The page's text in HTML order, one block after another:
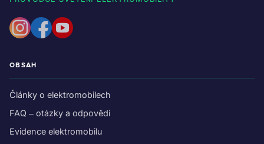
OBSAH
Články o elektromobilech
FAQ – otázky a odpovědi
Evidence elektromobilu